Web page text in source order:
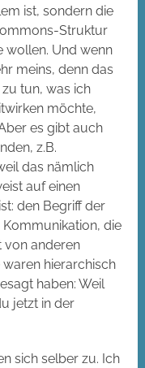
ist, sondern die
Struktur
wollen. Und wenn
meins, denn das
tun, was ich
möchte,
es gibt auch
z.B.
das nämlich
auf einen
den Begriff der
die
von anderen
hierarchisch
haben: Weil
jetzt in der
sich selber zu. Ich